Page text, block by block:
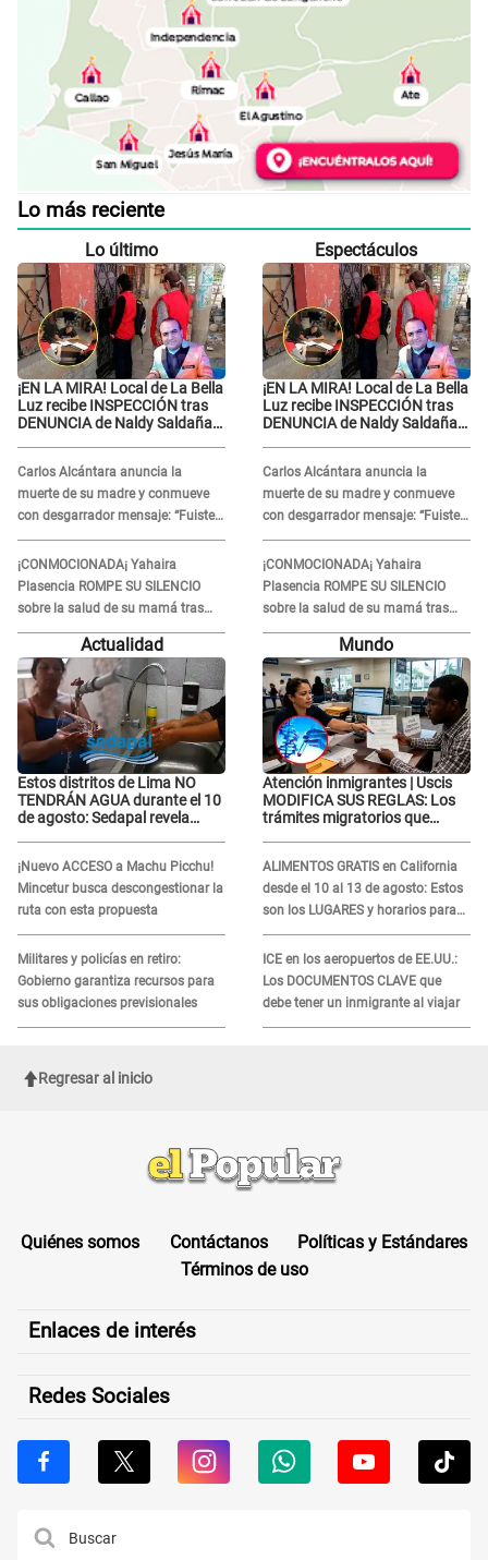
Lo más reciente
Lo último
¡EN LA MIRA! Local de La Bella
Luz recibe INSPECCIÓN tras
DENUNCIA de Naldy Saldaña
Carlos Alcántara anuncia la
muerte de su madre y conmueve
con desgarrador mensaje: “Fuiste
una gran mujer”
¡CONMOCIONADA¡ Yahaira
Plasencia ROMPE SU SILENCIO
sobre la salud de su mamá tras
APARECER en centro oncológico:
“La oración tiene poder”
Espectáculos
¡EN LA MIRA! Local de La Bella
Luz recibe INSPECCIÓN tras
DENUNCIA de Naldy Saldaña
Carlos Alcántara anuncia la
muerte de su madre y conmueve
con desgarrador mensaje: “Fuiste
una gran mujer”
¡CONMOCIONADA¡ Yahaira
Plasencia ROMPE SU SILENCIO
sobre la salud de su mamá tras
APARECER en centro oncológico:
“La oración tiene poder”
Actualidad
Estos distritos de Lima NO
TENDRÁN AGUA durante el 10
de agosto: Sedapal revela
¡Nuevo ACCESO a Machu Picchu!
Mincetur busca descongestionar la
ruta con esta propuesta
Militares y policías en retiro:
Gobierno garantiza recursos para
sus obligaciones previsionales
Mundo
Atención inmigrantes | Uscis
MODIFICA SUS REGLAS: Los
trámites migratorios que
ALIMENTOS GRATIS en California
desde el 10 al 13 de agosto: Estos
son los LUGARES y horarios para
recibir la ayuda
ICE en los aeropuertos de EE.UU.:
Los DOCUMENTOS CLAVE que
debe tener un inmigrante al viajar
Regresar al inicio
Quiénes somos Contáctanos
Políticas y Estándares
Términos de uso
Enlaces de interés
Redes Sociales